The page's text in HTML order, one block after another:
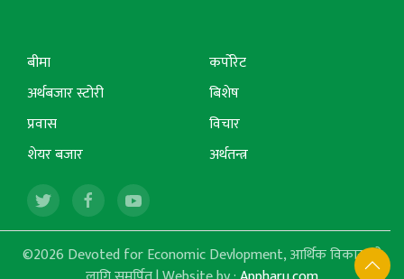
बीमा
अर्थबजार स्टोरी
प्रवास
शेयर बजार
कर्पोरेट
बिशेष
विचार
अर्थतन्त्र
©2026 Devoted for Economic Devlopment, आर्थिक विकासको